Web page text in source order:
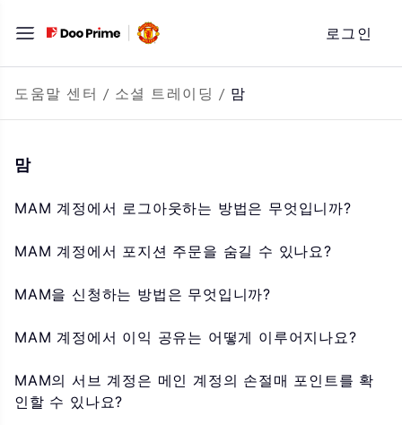
자
로
바
로
기
로그인
도움말 센터 / 소셜 트레이딩 / 맘
맘
MAM 계정에서 로그아웃하는 방법은 무엇입니까?
MAM 계정에서 포지션 주문을 숨길 수 있나요?
MAM을 신청하는 방법은 무엇입니까?
MAM 계정에서 이익 공유는 어떻게 이루어지나요?
MAM의 서브 계정은 메인 계정의 손절매 포인트를 확
인할 수 있나요?